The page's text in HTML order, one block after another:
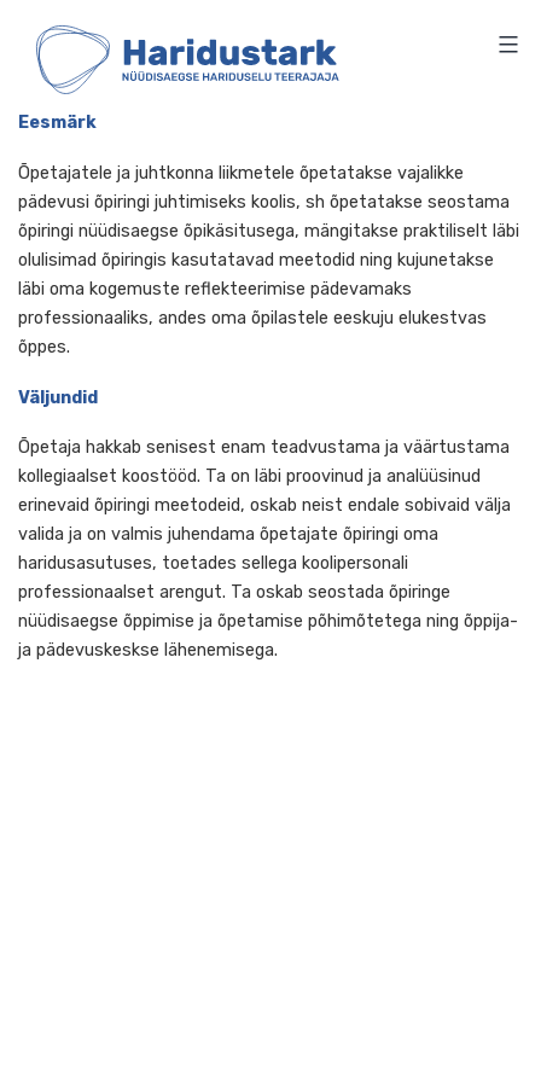
content
Õpetajatele ja juhtkonna liikmetele õpetatakse vajalikke
pädevusi õpiringi juhtimiseks koolis, sh õpetatakse
õpiringi nüüdisaegse õpikäsitusega, mängitakse
olulisimad õpiringis kasutatavad meetodid ning
läbi oma kogemuste reflekteerimise pädevamaks
professionaaliks, andes oma õpilastele eeskuju elukestvas
õppes.
Väljundid
Õpetaja hakkab senisest enam teadvustama ja
kollegiaalset koostööd. Ta on läbi proovinud ja analüüsinud
erinevaid õpiringi meetodeid, oskab neist endale sobivaid
valida ja on valmis juhendama õpetajate õpiringi oma
haridusasutuses, toetades sellega koolipersonali
professionaalset arengut. Ta oskab seostada õpiringe